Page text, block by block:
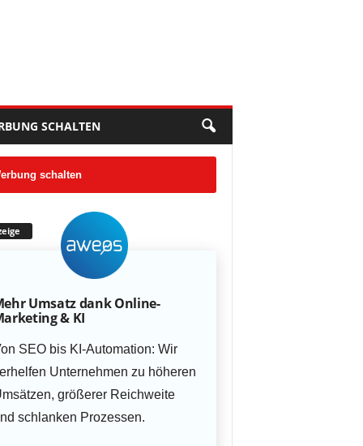
SCHALTEN
schalten
Umsatz dank Online-
& KI
SEO bis KI-Automation: Wir
Unternehmen zu höheren
größerer Reichweite
schlanken Prozessen.